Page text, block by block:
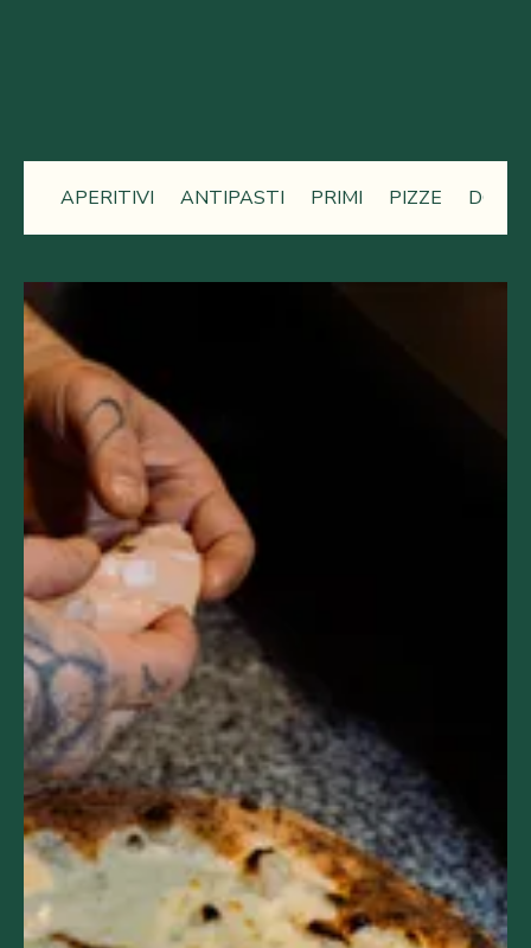
APERITIVI ANTIPASTI PRIMI PIZZE DOLCI